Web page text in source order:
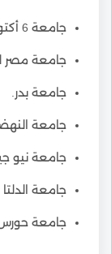
جامعة 6 أكتوبر.
جامعة مصر
جامعة بدر.
جامعة
جامعة نيو
جامعة الدلتا
جامعة